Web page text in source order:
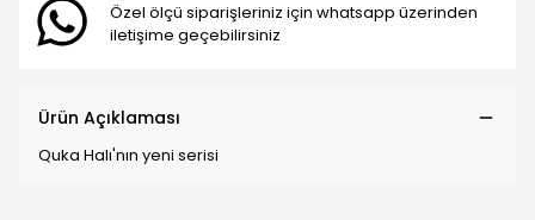
Özel ölçü siparişleriniz için whatsapp üzerinden
iletişime geçebilirsiniz
Ürün Açıklaması
Quka Halı'nın yeni serisi